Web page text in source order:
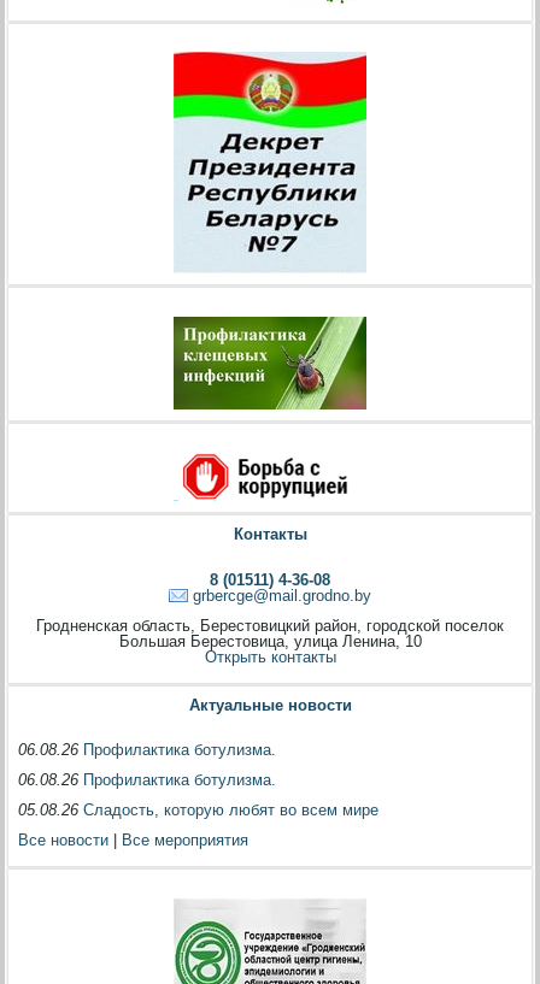
Контакты
8 (01511) 4-36-08
grbercge@mail.grodno.by
Гродненская область, Берестовицкий район, городской поселок
Большая Берестовица, улица Ленина, 10
Открыть контакты
Актуальные новости
06.08.26 Профилактика ботулизма.
06.08.26 Профилактика ботулизма.
05.08.26Сладость, которую любят во всем мире
Все новости
Все мероприятия